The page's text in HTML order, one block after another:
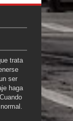
trata
ser
haga